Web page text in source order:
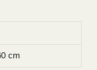
cm